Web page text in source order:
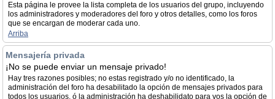
Esta página le provee la lista completa de los usuarios del grupo, incluyendo
los administradores y moderadores del foro y otros detalles, como los foros
que se encargan de moderar cada uno.
Arriba
Mensajería privada
¡No se puede enviar un mensaje privado!
Hay tres razones posibles; no estas registrado y/o no identificado, la
administración del foro ha desabilitado la opción de mensajes privados para
todos los usuarios, ó la administración ha deshabilidato para vos la opción de